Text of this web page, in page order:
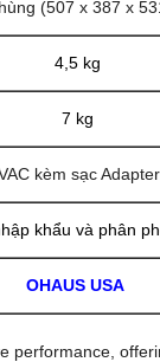
(507 x 387 x
4,5 kg
7 kg
kèm sạc
khẩu và phân
OHAUS USA
performance,